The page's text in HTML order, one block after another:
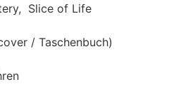
Slice of Life
/ Taschenbuch)